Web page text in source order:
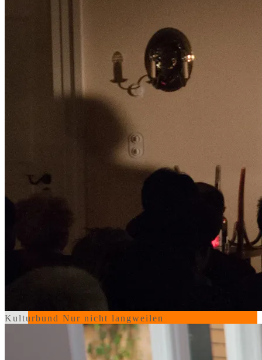
Bildende Kunst
Ausstellungen
Kabinetttheater
Kulturbund Nur nicht langweilen